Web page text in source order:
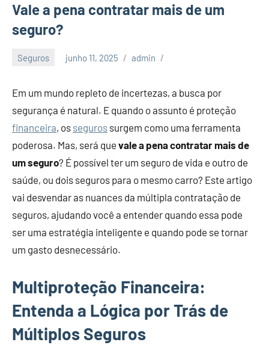
Vale a pena contratar mais de um
seguro?
Seguros junho 11, 2025 admin
Em um mundo repleto de incertezas, a busca por
segurança é natural. E quando o assunto é proteção
financeira, os seguros surgem como uma ferramenta
poderosa. Mas, será que vale a pena contratar mais de
um seguro? É possível ter um seguro de vida e outro de
saúde, ou dois seguros para o mesmo carro? Este artigo
vai desvendar as nuances da múltipla contratação de
seguros, ajudando você a entender quando essa pode
ser uma estratégia inteligente e quando pode se tornar
um gasto desnecessário.
Multiproteção Financeira:
Entenda a Lógica por Trás de
Múltiplos Seguros